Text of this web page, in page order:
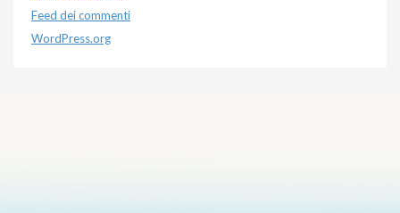
Feed dei commenti
WordPress.org